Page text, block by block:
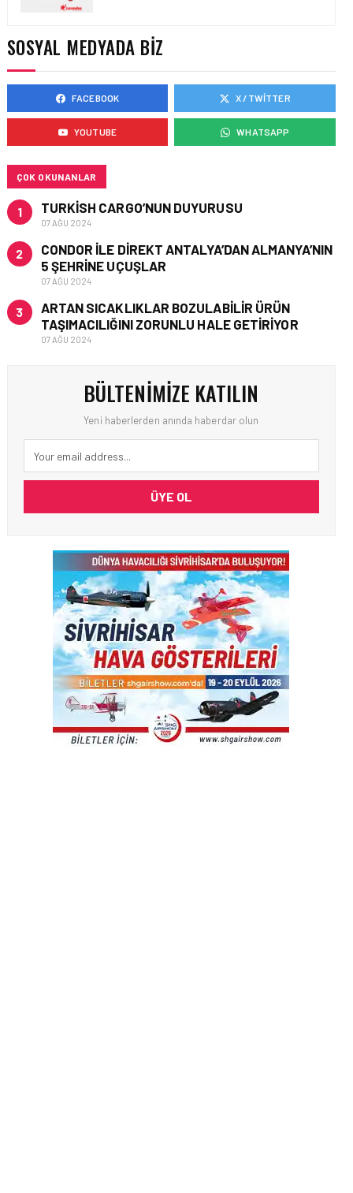
SONUÇLARI!
HAVAYOLU • 05 AĞU 2026
AJET’IN SABIHA
GÖKÇEN’DEKI PAZAR PAYI
ARTIŞI FINANSAL
SOSYAL MEDYADA BIZ
FACEBOOK X / TWITTER
YOUTUBE WHATSAPP
ÇOK OKUNANLAR
1 TURKISH CARGO’NUN DUYURUSU
07 AĞU 2024
2
CONDOR ILE DIREKT ANTALYA’DAN ALMANYA’NIN
5 ŞEHRINE UÇUŞLAR
07 AĞU 2024
3
ARTAN SICAKLIKLAR BOZULABILIR ÜRÜN
TAŞIMACILIĞINI ZORUNLU HALE GETIRIYOR
07 AĞU 2024
BÜLTENIMIZE KATILIN
Yeni haberlerden anında haberdar olun
ÜYE OL